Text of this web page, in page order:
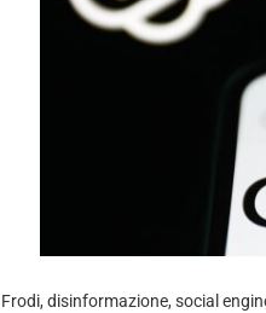
Frodi, disinformazione, social